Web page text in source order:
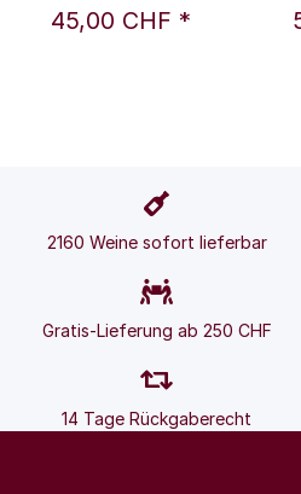
2020 0,75 l - Podere Le
Bèrne / Fam. Natalini
45,00 CHF *
2160 Weine sofort lieferbar
Gratis-Lieferung ab 250 CHF
14 Tage Rückgaberecht